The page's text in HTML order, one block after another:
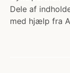
Dele af
med hjælp fra